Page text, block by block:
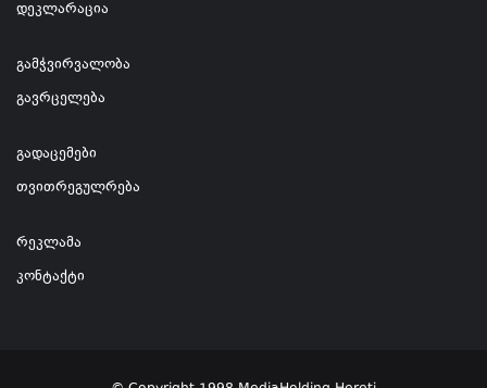
დეკლარაცია
გამჭვირვალობა
გავრცელება
გადაცემები
თვითრეგულრება
რეკლამა
კონტაქტი